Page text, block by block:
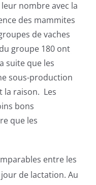
nombre avec la
des mammites
de vaches
groupe 180 ont
suite que les
sous-production
la raison. Les
bons
que les
entre les
de lactation. Au